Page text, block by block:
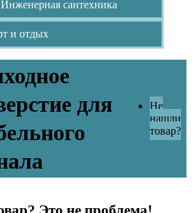
Инженерная сантехника
и отдых
для
Не
нашли
товар?